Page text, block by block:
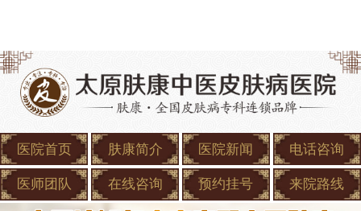
医院首页 肤康简介 医院新闻 电话咨询
医师团队 在线咨询 预约挂号 来院路线